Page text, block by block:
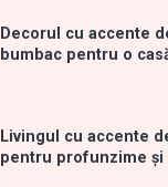
Decorul cu accente
bumbac pentru o
Livingul cu accente
pentru profunzime și